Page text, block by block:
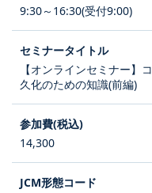
9:30～16:30(受付9:00)
【オンラインセミナー】
久化のための知識(前編)
14,300